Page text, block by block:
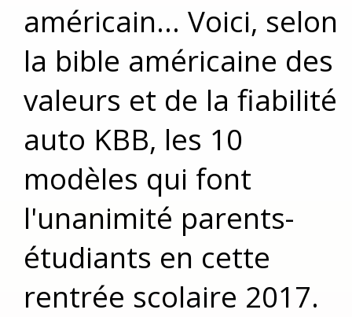
américain... Voici, selon
la bible américaine des
valeurs et de la fiabilité
auto KBB, les 10
modèles qui font
l'unanimité parents-
étudiants en cette
rentrée scolaire 2017.